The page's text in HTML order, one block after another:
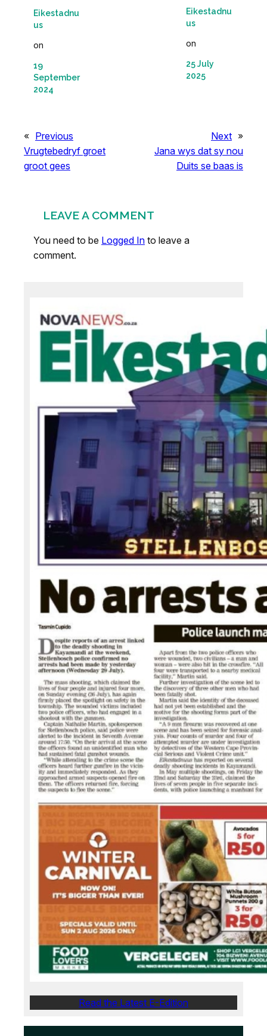
Eikestadnu
us
on
19
September
2024
Eikestadnu
us
on
25 July
2025
« Previous
Vrugtebedryf groet
groot gees
Next »
Jana wys dat sy nou
Duits se baas is
LEAVE A COMMENT
You need to be Logged In to leave a
comment.
Read the Latest E-Edition